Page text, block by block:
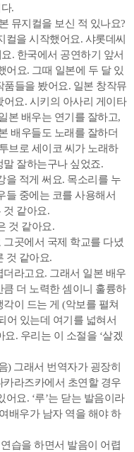
.
뮤지컬을 보신 적 있나요?
을 시작했어요. 샤롯데씨
. 한국에서 공연하기 앞서
어요. 그때 일본에 두 달 있
품들을 봤어요. 일본 창작뮤
어요. 시키의 아사리 게이타
본 배우는 연기를 잘하고,
배우들도 노래를 잘하더
브로 세이코 씨가 노래하
잘하는구나 싶었죠.
을 적게 써요. 목소리를 누
들 중에는 코를 사용해서
것 같아요.
것 같아요.
곳에서 국제 학교를 다녔
것 같아요.
라고요. 그래서 일본 배우
더 노력한 셈이니 훌륭하
이 드는 게 (악보를 펼쳐
어 있는데 여기를 넓혀서
요. 우리는 이 소절을 ‘살겠
) 그래서 번역자가 굉장히
라즈카에서 초연할 경우
요. ‘루’는 닫는 발음이라
배우가 남자 역을 해야 하
습을 하면서 발음이 어렵